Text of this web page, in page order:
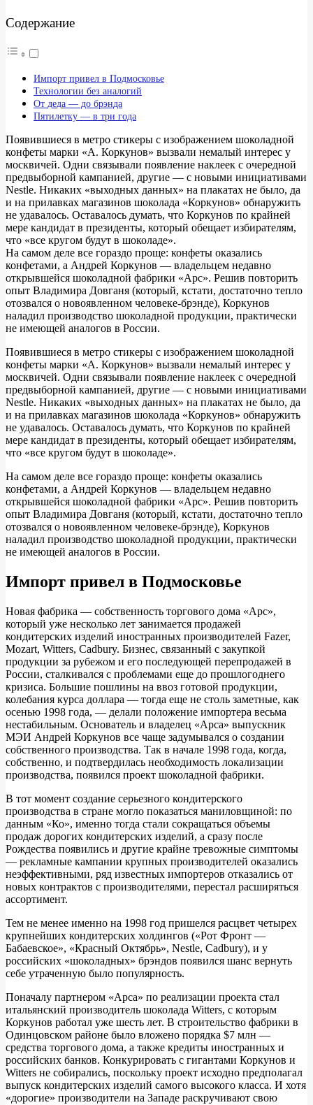
Содержание
Импорт привел в Подмосковье
Технологии без аналогий
От деда — до брэнда
Пятилетку — в три года
Появившиеся в метро стикеры с изображением шоколадной
конфеты марки «А. Коркунов» вызвали немалый интерес у
москвичей. Одни связывали появление наклеек с очередной
предвыборной кампанией, другие — с новыми инициативами
Nestle. Никаких «выходных данных» на плакатах не было, да
и на прилавках магазинов шоколада «Коркунов» обнаружить
не удавалось. Оставалось думать, что Коркунов по крайней
мере кандидат в президенты, который обещает избирателям,
что «все кругом будут в шоколаде».
На самом деле все гораздо проще: конфеты оказались
конфетами, а Андрей Коркунов — владельцем недавно
открывшейся шоколадной фабрики «Арс». Решив повторить
опыт Владимира Довганя (который, кстати, достаточно тепло
отозвался о новоявленном человеке-брэнде), Коркунов
наладил производство шоколадной продукции, практически
не имеющей аналогов в России.
Появившиеся в метро стикеры с изображением шоколадной
конфеты марки «А. Коркунов» вызвали немалый интерес у
москвичей. Одни связывали появление наклеек с очередной
предвыборной кампанией, другие — с новыми инициативами
Nestle. Никаких «выходных данных» на плакатах не было, да
и на прилавках магазинов шоколада «Коркунов» обнаружить
не удавалось. Оставалось думать, что Коркунов по крайней
мере кандидат в президенты, который обещает избирателям,
что «все кругом будут в шоколаде».
На самом деле все гораздо проще: конфеты оказались
конфетами, а Андрей Коркунов — владельцем недавно
открывшейся шоколадной фабрики «Арс». Решив повторить
опыт Владимира Довганя (который, кстати, достаточно тепло
отозвался о новоявленном человеке-брэнде), Коркунов
наладил производство шоколадной продукции, практически
не имеющей аналогов в России.
Импорт привел в Подмосковье
Новая фабрика — собственность торгового дома «Арс»,
который уже несколько лет занимается продажей
кондитерских изделий иностранных производителей Fazer,
Mozart, Witters, Cadbury. Бизнес, связанный с закупкой
продукции за рубежом и его последующей перепродажей в
России, сталкивался с проблемами еще до прошлогоднего
кризиса. Большие пошлины на ввоз готовой продукции,
колебания курса доллара — тогда еще не столь заметные, как
осенью 1998 года, — делали положение импортера весьма
нестабильным. Основатель и владелец «Арса» выпускник
МЭИ Андрей Коркунов все чаще задумывался о создании
собственного производства. Так в начале 1998 года, когда,
собственно, и подтвердилась необходимость локализации
производства, появился проект шоколадной фабрики.
В тот момент создание серьезного кондитерского
производства в стране могло показаться маниловщиной: по
данным «Ко», именно тогда стали сокращаться объемы
продаж дорогих кондитерских изделий, а сразу после
Рождества появились и другие крайне тревожные симптомы
— рекламные кампании крупных производителей оказались
неэффективными, ряд известных импортеров отказались от
новых контрактов с производителями, перестал расширяться
ассортимент.
Тем не менее именно на 1998 год пришелся расцвет четырех
крупнейших кондитерских холдингов («Рот Фронт —
Бабаевское», «Красный Октябрь», Nestle, Cadbury), и у
российских «шоколадных» брэндов появился шанс вернуть
себе утраченную было популярность.
Поначалу партнером «Арса» по реализации проекта стал
итальянский производитель шоколада Witters, с которым
Коркунов работал уже шесть лет. В строительство фабрики в
Одинцовском районе было вложено порядка $7 млн —
средства торгового дома, а также кредиты иностранных и
российских банков. Конкурировать с гигантами Коркунов и
Witters не собирались, поскольку проект исходно предполагал
выпуск кондитерских изделий самого высокого класса. И хотя
«дорогие» производители на Западе раскручивают свою